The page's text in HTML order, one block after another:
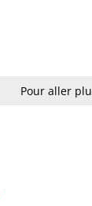
Pour aller
Pour aller